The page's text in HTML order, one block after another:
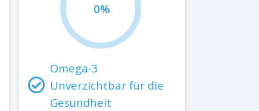
0%
Omega-3
Unverzichtbar für die
Gesundheit